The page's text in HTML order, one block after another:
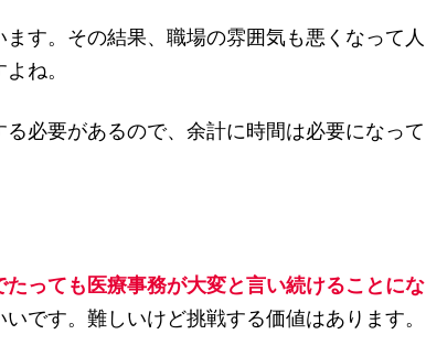
す。その結果、職場の雰囲気も悪くなって人
ね。
必要があるので、余計に時間は必要になって
っても医療事務が大変と言い続けることにな
です。難しいけど挑戦する価値はあります。